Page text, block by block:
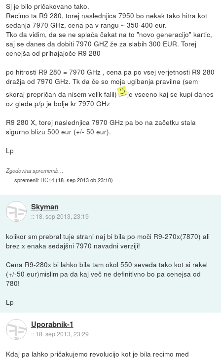
Sj je bilo pričakovano tako.
Recimo ta R9 280, torej naslednjica 7950 bo nekak tako hitra kot
sedanja 7970 GHz, cena pa v rangu ~ 350-400 eur.
Tko da vidim, da se ne splača čakat na to "novo generacijo" kartic,
saj se danes da dobiti 7970 GHZ že za slabih 300 EUR. Torej
cenejša od prihajajoče R9 280
po hitrosti R9 280 = 7970 GHz , cena pa po vsej verjetnosti R9 280
dražja od 7970 GHz. Tk da če so moja ugibanja pravilna (sem
skoraj prepričan da nisem velik falil)
je vseeno kaj se kupi danes
oz glede p/p je bolje kr 7970 GHz
R9 280 X, torej naslednjica 7970 GHz pa bo na začetku stala
sigurno blizu 500 eur (+/- 50 eur).
Lp
Zgodovina sprememb…
spremenil: RC14(18. sep 2013 ob 23:10)
Skyman
:: 18. sep 2013, 23:19
kolikor sm prebral tuje strani naj bi bila po moči R9-270x(7870) ali
brez x enaka sedajšni 7970 navadni verziji!
Cena R9-280x bi lahko bila tam okol 550 seveda tako kot si rekel
(+/-50 eur)mislim pa da kaj več ne definitivno bo pa cenejsa od
780!
Lp
Uporabnik-1
:: 18. sep 2013, 23:29
Kdaj pa lahko pričakujemo revolucijo kot je bila recimo med